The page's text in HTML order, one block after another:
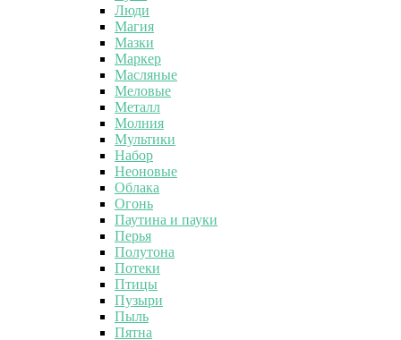
Люди
Магия
Мазки
Маркер
Масляные
Меловые
Металл
Молния
Мультики
Набор
Неоновые
Облака
Огонь
Паутина и пауки
Перья
Полутона
Потеки
Птицы
Пузыри
Пыль
Пятна